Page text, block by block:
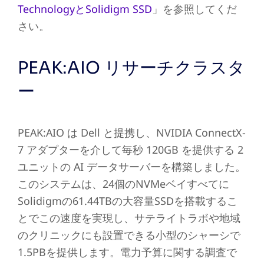
TechnologyとSolidigm SSD 」を参照してくだ
さい。
PEAK:AIO リサーチクラスタ
ー
PEAK:AIO は Dell と提携し、NVIDIA ConnectX-
7 アダプターを介して毎秒 120GB を提供する 2
ユニットの AI データサーバーを構築しました。
このシステムは、24個のNVMeベイすべてに
Solidigmの61.44TBの大容量SSDを搭載するこ
とでこの速度を実現し、サテライトラボや地域
のクリニックにも設置できる小型のシャーシで
1.5PBを提供します。電力予算に関する調査で